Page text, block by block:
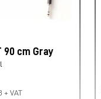
90 cm Gray
+ VAT